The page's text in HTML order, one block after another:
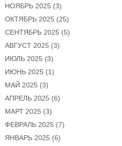
НОЯБРЬ 2025 (3)
ОКТЯБРЬ 2025 (25)
СЕНТЯБРЬ 2025 (5)
АВГУСТ 2025 (3)
ИЮЛЬ 2025 (3)
ИЮНЬ 2025 (1)
МАЙ 2025 (3)
АПРЕЛЬ 2025 (6)
МАРТ 2025 (3)
ФЕВРАЛЬ 2025 (7)
ЯНВАРЬ 2025 (6)